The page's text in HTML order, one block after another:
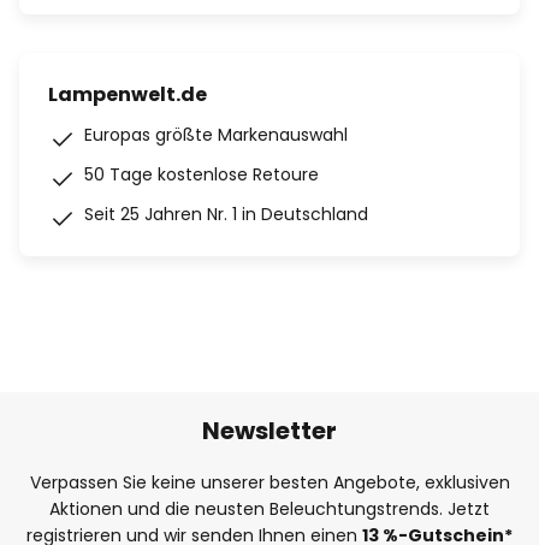
Lampenwelt.de
Europas größte Markenauswahl
50 Tage kostenlose Retoure
Seit 25 Jahren Nr. 1 in Deutschland
Newsletter
Verpassen Sie keine unserer besten Angebote, exklusiven
Aktionen und die neusten Beleuchtungstrends. Jetzt
registrieren und wir senden Ihnen einen 13 %-Gutschein*